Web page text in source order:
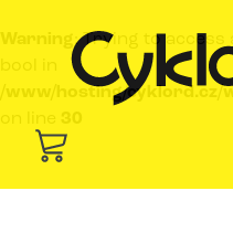
: Trying to access
/www/hosting/cyklord.cz/